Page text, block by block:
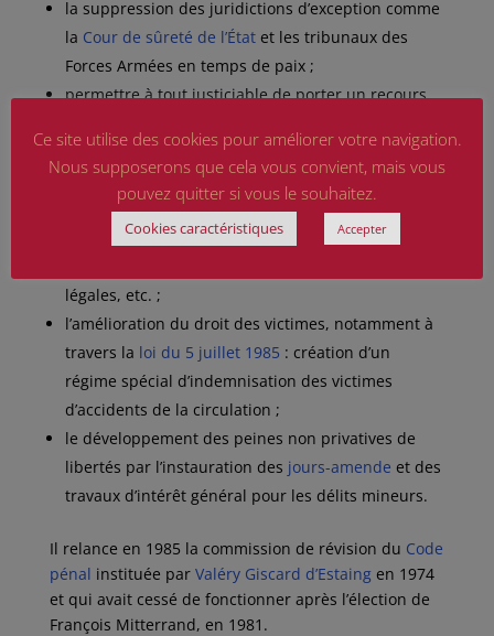
la suppression des juridictions d’exception comme
la Cour de sûreté de l’État et les tribunaux des
Forces Armées en temps de paix ;
permettre à tout justiciable de porter un recours
droits de l’homme
31
;
le renforcement des libertés individuelles par la
suppression de la disposition légale pénalisant les
relations homosexuelles avec un mineur pour des
légales, etc. ;
l’amélioration du droit des victimes, notamment à
travers la loi du 5 juillet 1985 : création d’un
régime spécial d’indemnisation des victimes
d’accidents de la circulation ;
le développement des peines non privatives de
libertés par l’instauration des jours-amende et des
travaux d’intérêt général pour les délits mineurs.
Il relance en 1985 la commission de révision du Code
pénal instituée par Valéry Giscard d’Estaing en 1974
et qui avait cessé de fonctionner après l’élection de
François Mitterrand, en 1981.
Ce site utilise des cookies pour améliorer votre navigation.
Nous supposerons que cela vous convient, mais vous
pouvez quitter si vous le souhaitez.
Cookies caractéristiques Accepter